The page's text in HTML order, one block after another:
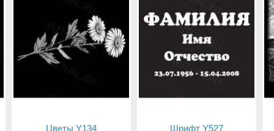
Цветы Y134 Шрифт Y527